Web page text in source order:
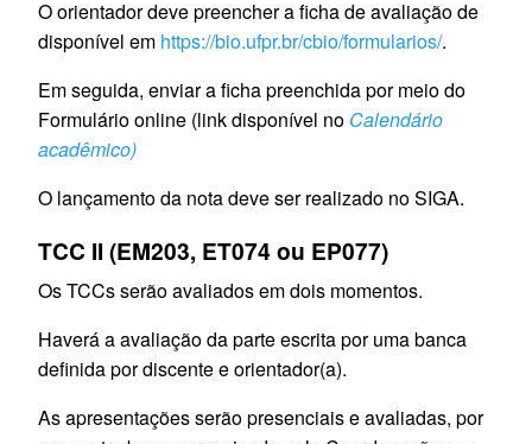
O orientador deve preencher a ficha de avaliação de
disponível em https://bio.ufpr.br/cbio/formularios/.
Em seguida, enviar a ficha preenchida por meio do
Formulário online (link disponível no Calendário
acadêmico)
O lançamento da nota deve ser realizado no SIGA.
TCC II (EM203, ET074 ou EP077)
Os TCCs serão avaliados em dois momentos.
Haverá a avaliação da parte escrita por uma banca
definida por discente e orientador(a).
As apresentações serão presenciais e avaliadas, por